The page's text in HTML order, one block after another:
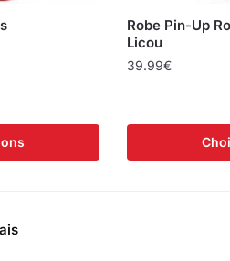
Robe Pin-Up
Licou
39.99€